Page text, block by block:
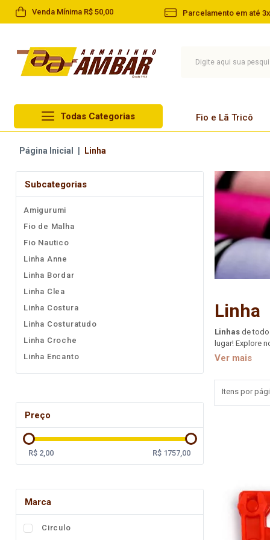
Venda Mínima R$ 50,00 Parcelamento em até
Todas Categorias
Fio e Lã Tricô
Barbante
Artesanato
Aviamentos
Elástico
Lingerie
Pedraria
Fio e Lã Tricô
Lã Pingouin
Lã Infantil
Lã Paratapet
Novelo de Lã
Página Inicial Linha
Subcategorias
Amigurumi
Fio de Malha
Fio Nautico
Linha Anne
Linha Bordar
Linha Clea
Linha Costura
Linha Costuratudo
Linha Croche
Linha Encanto
Linha Pesca
Linha Princesa
Linha Circulo
Linha Corrente
Linha Pingouin
Linha Supremo
Preço
R$ 2,00 R$ 1757,00
Marca
Circulo
Linha
Linhasde
lugar! Explore
mais! Nossas
robustos de
Adquira
Ver mais
Itens por